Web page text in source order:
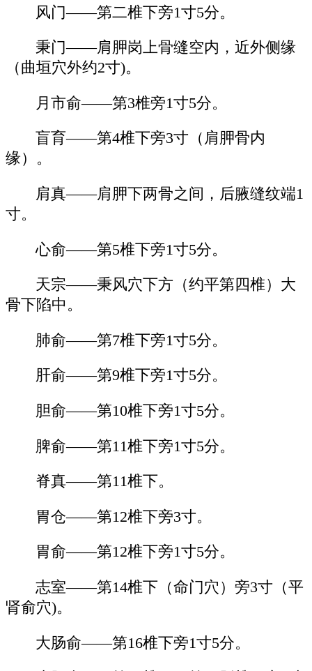
风门——第二椎下旁1寸5分。
秉门——肩胛岗上骨缝空内，近外侧缘
（曲垣穴外约2寸)。
月市俞——第3椎旁1寸5分。
盲育——第4椎下旁3寸（肩胛骨内
缘）。
肩真——肩胛下两骨之间，后腋缝纹端1
寸。
心俞——第5椎下旁1寸5分。
天宗——秉风穴下方（约平第四椎）大
骨下陷中。
肺俞——第7椎下旁1寸5分。
肝俞——第9椎下旁1寸5分。
胆俞——第10椎下旁1寸5分。
脾俞——第11椎下旁1寸5分。
脊真——第11椎下。
胃仓——第12椎下旁3寸。
胃俞——第12椎下旁1寸5分。
志室——第14椎下（命门穴）旁3寸（平
肾俞穴)。
大肠俞——第16椎下旁1寸5分。